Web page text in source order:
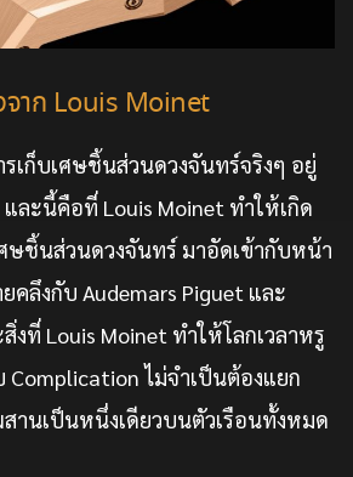
จาก Louis Moinet
เก็บเศษชิ้นส่วนดวงจันทร์จริงๆ อยู่
ละนี้คือที่ Louis Moinet ทำให้เกิด
ษชิ้นส่วนดวงจันทร์ มาอัดเข้ากับหน้า
คลึงกับ Audemars Piguet และ
งที่ Louis Moinet ทำให้โลกเวลาหรู
Complication ไม่จำเป็นต้องแยก
านเป็นหนึ่งเดียวบนตัวเรือนทั้งหมด